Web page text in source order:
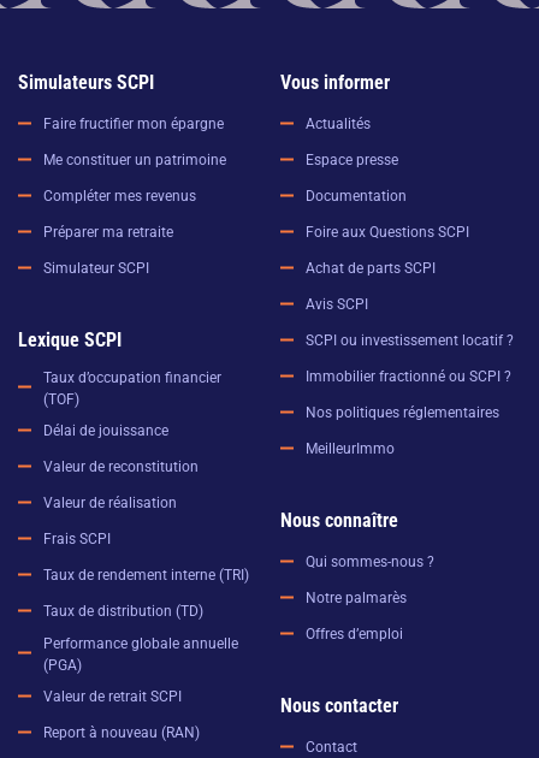
Simulateurs SCPI
Faire fructifier mon épargne
Me constituer un patrimoine
Compléter mes revenus
Préparer ma retraite
Simulateur SCPI
Lexique SCPI
Taux d’occupation financier
(TOF)
Délai de jouissance
Valeur de reconstitution
Valeur de réalisation
Frais SCPI
Taux de rendement interne (TRI)
Taux de distribution (TD)
Performance globale annuelle
(PGA)
Valeur de retrait SCPI
Report à nouveau (RAN)
Vous informer
Actualités
Espace presse
Documentation
Foire aux Questions SCPI
Achat de parts SCPI
Avis SCPI
SCPI ou investissement locatif ?
Immobilier fractionné ou SCPI ?
Nos politiques réglementaires
MeilleurImmo
Nous connaître
Qui sommes-nous ?
Notre palmarès
Offres d’emploi
Nous contacter
Contact